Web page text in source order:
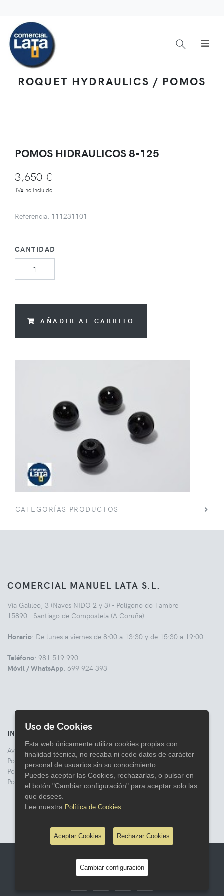
ROQUET HYDRAULICS / POMOS
POMOS HIDRAULICOS 8-125
3,650 €
IVA no incluido
Referencia: 111231101
CANTIDAD
AÑADIR AL CARRITO
CATEGORÍAS PRODUCTOS
COMERCIAL MANUEL LATA S.L.
Vía Galileo, 3 (Naves NIDO 2 y 3) - Polígono do Tambre
15890 - Santiago de Compostela (A Coruña)
Horario: De lunes a viernes de 8:00 a 13:30 y de 15:30 a 19:00
Teléfono: 981 519 990
Móvil / WhatsApp: 699 924 393
INFORMACIÓN
Aviso legal
Politica de Privacidad
Política de Cookies
Política de Devoluciones
© 2026 Comercial Lata
Uso de Cookies
Esta web únicamente utiliza cookies propias con
finalidad técnica, no recaba ni cede datos de carácter
personal de usuarios sin su conocimiento.
Puedes aceptar las Cookies, rechazarlas, o pulsar en
el botón "Cambiar configuración" para aceptar solo las
que desees.
Lee nuestra Política de Cookies
Aceptar Cookies Rechazar Cookies
Cambiar configuración